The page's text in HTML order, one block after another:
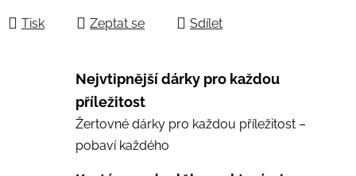
Tisk Zeptat se Sdílet
Nejvtipnější dárky pro každou
příležitost
Žertovné dárky pro každou příležitost –
pobaví každého